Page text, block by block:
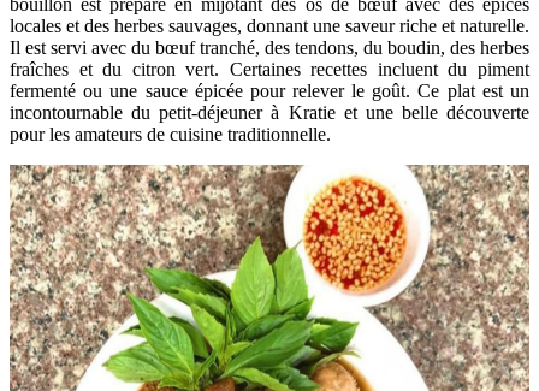
bouillon est préparé en mijotant des os de bœuf avec des épices
locales et des herbes sauvages, donnant une saveur riche et naturelle.
Il est servi avec du bœuf tranché, des tendons, du boudin, des herbes
fraîches et du citron vert. Certaines recettes incluent du piment
fermenté ou une sauce épicée pour relever le goût. Ce plat est un
incontournable du petit-déjeuner à Kratie et une belle découverte
pour les amateurs de cuisine traditionnelle.